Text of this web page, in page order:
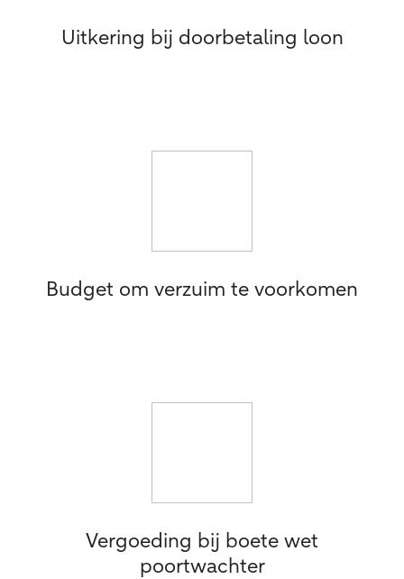
Uitkering bij doorbetaling loon
Budget om verzuim te voorkomen
Vergoeding bij boete wet
poortwachter